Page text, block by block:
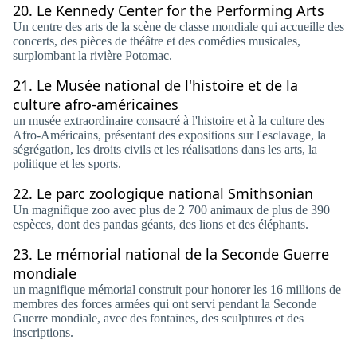
20. Le Kennedy Center for the Performing Arts
Un centre des arts de la scène de classe mondiale qui accueille des
concerts, des pièces de théâtre et des comédies musicales,
surplombant la rivière Potomac.
21. Le Musée national de l'histoire et de la
culture afro-américaines
un musée extraordinaire consacré à l'histoire et à la culture des
Afro-Américains, présentant des expositions sur l'esclavage, la
ségrégation, les droits civils et les réalisations dans les arts, la
politique et les sports.
22. Le parc zoologique national Smithsonian
Un magnifique zoo avec plus de 2 700 animaux de plus de 390
espèces, dont des pandas géants, des lions et des éléphants.
23. Le mémorial national de la Seconde Guerre
mondiale
un magnifique mémorial construit pour honorer les 16 millions de
membres des forces armées qui ont servi pendant la Seconde
Guerre mondiale, avec des fontaines, des sculptures et des
inscriptions.